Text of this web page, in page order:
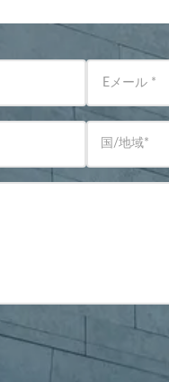
Eメール *
国/地域*